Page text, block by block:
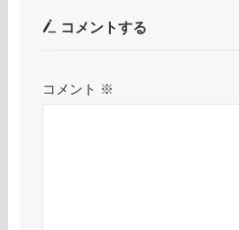
コメントする
コメント ※